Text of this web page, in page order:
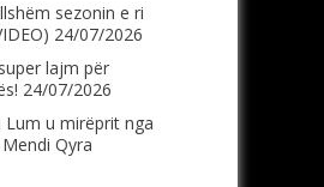
sezonin e ri
24/07/2026
lajm për
24/07/2026
Lum u mirëprit nga
Qyra